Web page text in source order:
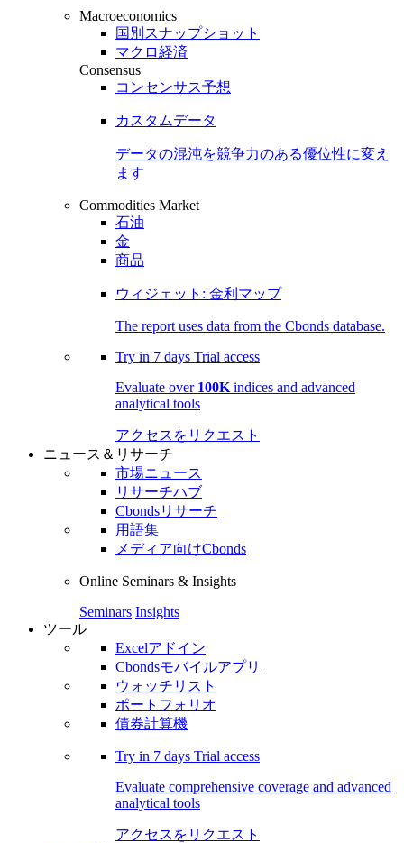
Macroeconomics
国別スナップショット
マクロ経済
Consensus
コンセンサス予想
カスタムデータ
データの混沌を競争力のある優位性に変え
ます
Commodities Market
石油
金
商品
ウィジェット: 金利マップ
The report uses data from the Cbonds database.
Try in 7 days Trial access
Evaluate over 100K indices and advanced
analytical tools
アクセスをリクエスト
ニュース＆リサーチ
市場ニュース
リサーチハブ
Cbondsリサーチ
用語集
メディア向けCbonds
Online Seminars & Insights
Seminars Insights
ツール
Excelアドイン
Cbondsモバイルアプリ
ウォッチリスト
ポートフォリオ
債券計算機
Try in 7 days Trial access
Evaluate comprehensive coverage and advanced
analytical tools
アクセスをリクエスト